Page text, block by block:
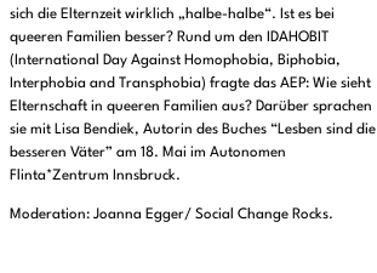
sich die Elternzeit wirklich „halbe-halbe“. Ist es bei
queeren Familien besser? Rund um den IDAHOBIT
(International Day Against Homophobia, Biphobia,
Interphobia and Transphobia) fragte das AEP: Wie sieht
Elternschaft in queeren Familien aus? Darüber sprachen
sie mit Lisa Bendiek, Autorin des Buches “Lesben sind die
besseren Väter” am 18. Mai im Autonomen
Flinta*Zentrum Innsbruck.
Moderation: Joanna Egger/ Social Change Rocks.